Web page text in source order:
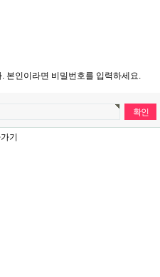
본인이라면 비밀번호를 입력하세요.
기